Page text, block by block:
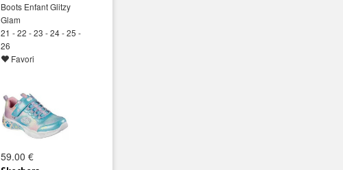
Boots Enfant Glitzy
Glam
21 - 22 - 23 - 24 - 25 -
26
Favori
59.00 €